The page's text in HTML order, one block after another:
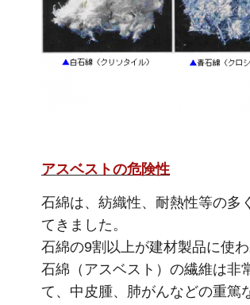
アスベストの危険性
石綿は、紡織性、耐熱性等の多
てきました。
石綿の9割以上が建材製品に使
石綿（アスベスト）の繊維は非
て、中皮腫、肺がんなどの重篤